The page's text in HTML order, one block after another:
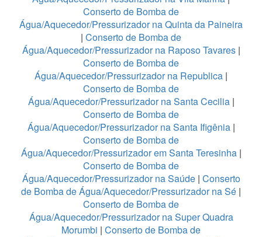
Conserto de Bomba de
Água/Aquecedor/Pressurizador na Quinta da Paineira
| Conserto de Bomba de
Água/Aquecedor/Pressurizador na Raposo Tavares|
Conserto de Bomba de
Água/Aquecedor/Pressurizador na Republica |
Conserto de Bomba de
Água/Aquecedor/Pressurizador na Santa Cecilia|
Conserto de Bomba de
Água/Aquecedor/Pressurizador na Santa Ifigênia |
Conserto de Bomba de
Água/Aquecedor/Pressurizador em Santa Teresinha|
Conserto de Bomba de
Água/Aquecedor/Pressurizador na Saúde| Conserto
de Bomba de Água/Aquecedor/Pressurizador na Sé |
Conserto de Bomba de
Água/Aquecedor/Pressurizador na Super Quadra
Morumbi | Conserto de Bomba de